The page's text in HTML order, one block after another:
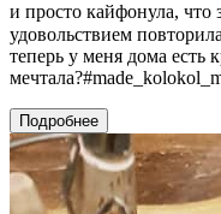
и просто кайфонула, что
удовольствием
теперь у меня дома есть
Подробнее